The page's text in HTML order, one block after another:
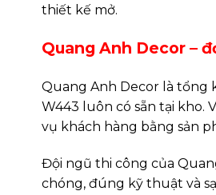
thiết kế mở.
Quang Anh Decor –
Quang Anh Decor là tổng
W443 luôn có sẵn tại kho.
vụ khách hàng bằng sản
Đội ngũ thi công của
chóng, đúng kỹ thuật và